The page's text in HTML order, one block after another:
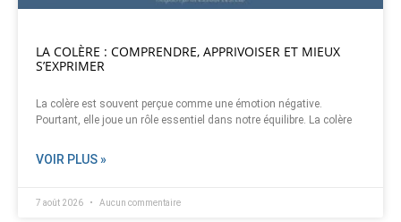
LA COLÈRE : COMPRENDRE, APPRIVOISER ET MIEUX
S’EXPRIMER
La colère est souvent perçue comme une émotion négative.
Pourtant, elle joue un rôle essentiel dans notre équilibre. La colère
VOIR PLUS »
7 août 2026 Aucun commentaire